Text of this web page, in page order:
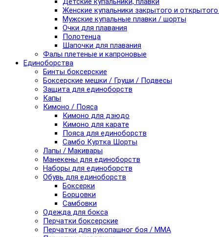
Женские купальники закрытого и
Мужские купальные плавки / шорты
Очки для плавания
Полотенца
Шапочки для плавания
Фалы плетеные и капроновые
Единоборства
Бинты боксерские
Боксерские мешки / Груши / Подвесы
Защита для единоборств
Капы
Кимоно / Пояса
Кимоно для дзюдо
Кимоно для карате
Пояса для единоборств
Самбо Куртка Шорты
Лапы / Макивары
Манекены для единоборств
Наборы для единоборств
Обувь для единоборств
Боксерки
Борцовки
Самбовки
Одежда для бокса
Перчатки боксерские
Перчатки для рукопашног боя / ММА